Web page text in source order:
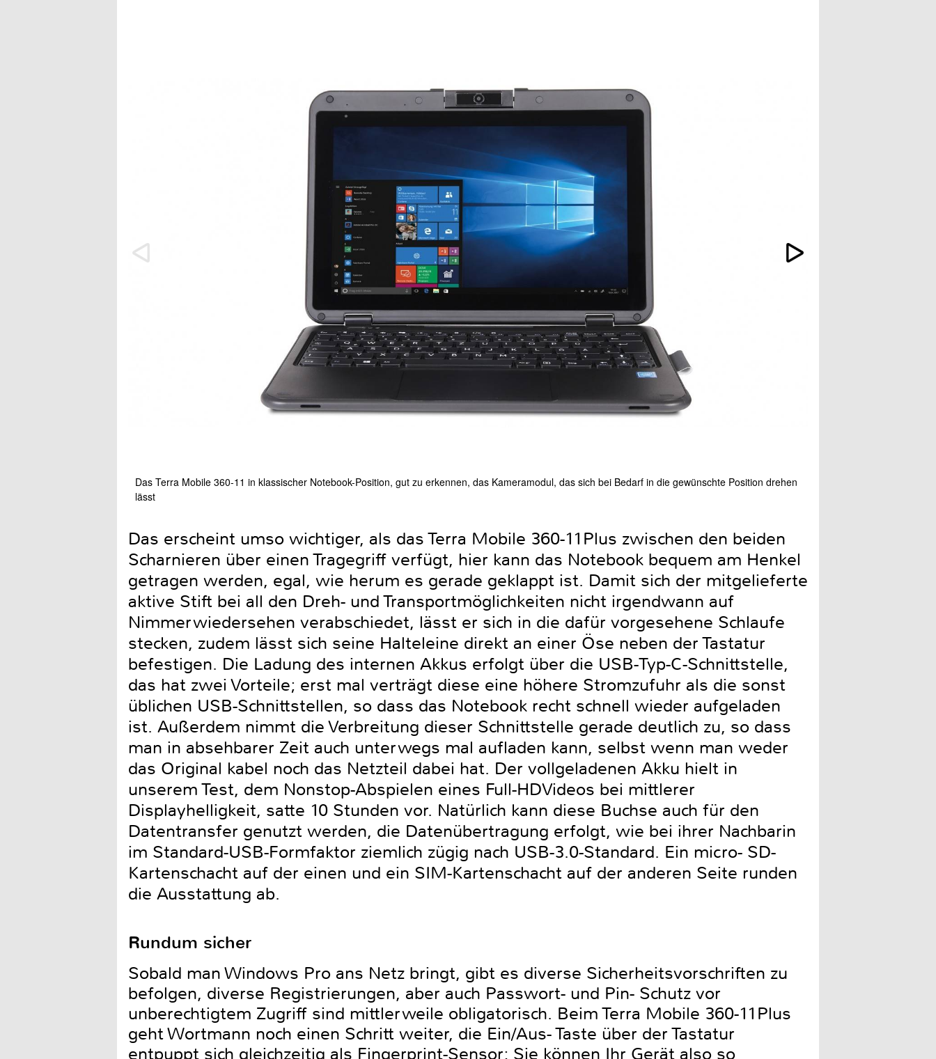
Das Terra Mobile 360-11 in klassischer Notebook-Position, gut zu erkennen, das Kameramodul, das sich bei Bedarf in die gewünschte Position drehen
lässt
Das erscheint umso wichtiger, als das Terra Mobile 360-11Plus zwischen den beiden
Scharnieren über einen Tragegriff verfügt, hier kann das Notebook bequem am Henkel
getragen werden, egal, wie herum es gerade geklappt ist. Damit sich der mitgelieferte
aktive Stift bei all den Dreh- und Transportmöglichkeiten nicht irgendwann auf
Nimmerwiedersehen verabschiedet, lässt er sich in die dafür vorgesehene Schlaufe
stecken, zudem lässt sich seine Halteleine direkt an einer Öse neben der Tastatur
befestigen. Die Ladung des internen Akkus erfolgt über die USB-Typ-C-Schnittstelle,
das hat zwei Vorteile; erst mal verträgt diese eine höhere Stromzufuhr als die sonst
üblichen USB-Schnittstellen, so dass das Notebook recht schnell wieder aufgeladen
ist. Außerdem nimmt die Verbreitung dieser Schnittstelle gerade deutlich zu, so dass
man in absehbarer Zeit auch unterwegs mal aufladen kann, selbst wenn man weder
das Original kabel noch das Netzteil dabei hat. Der vollgeladenen Akku hielt in
unserem Test, dem Nonstop-Abspielen eines Full-HDVideos bei mittlerer
Displayhelligkeit, satte 10 Stunden vor. Natürlich kann diese Buchse auch für den
Datentransfer genutzt werden, die Datenübertragung erfolgt, wie bei ihrer Nachbarin
im Standard-USB-Formfaktor ziemlich zügig nach USB-3.0-Standard. Ein micro- SD-
Kartenschacht auf der einen und ein SIM-Kartenschacht auf der anderen Seite runden
die Ausstattung ab.
Rundum sicher
Sobald man Windows Pro ans Netz bringt, gibt es diverse Sicherheitsvorschriften zu
befolgen, diverse Registrierungen, aber auch Passwort- und Pin- Schutz vor
unberechtigtem Zugriff sind mittlerweile obligatorisch. Beim Terra Mobile 360-11Plus
geht Wortmann noch einen Schritt weiter, die Ein/Aus- Taste über der Tastatur
entpuppt sich gleichzeitig als Fingerprint-Sensor; Sie können Ihr Gerät also so